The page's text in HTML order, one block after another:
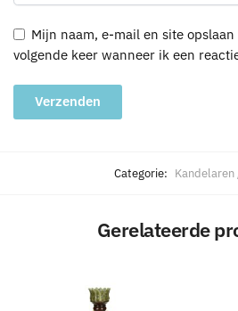
Mijn naam, e-mail en site
volgende keer wanneer ik een
Categorie: Kandelaren
Gerelateerde